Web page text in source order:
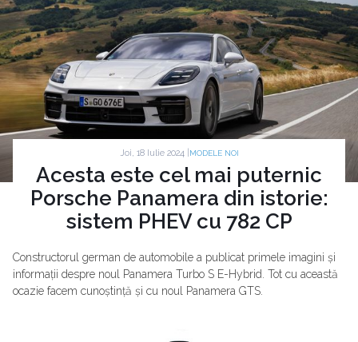
Joi, 18 Iulie 2024 | MODELE NOI
Acesta este cel mai puternic
Porsche Panamera din istorie:
sistem PHEV cu 782 CP
Constructorul german de automobile a publicat primele imagini și
informații despre noul Panamera Turbo S E-Hybrid. Tot cu această
ocazie facem cunoștință și cu noul Panamera GTS.